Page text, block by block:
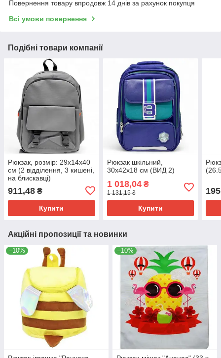
Повернення товару впродовж 14 днів за рахунок покупця
Всі умови повернення
Подібні товари компанії
Рюкзак, розмір: 29х14х40
см (2 відділення, 3 кишені,
на блискавці)
911,48 ₴
Купити
Рюкзак шкільний,
30х42х18 см (ВИД 2)
1 018,04₴
1 131,15 ₴
Купити
Акційні пропозиції та новинки
–10% –10%